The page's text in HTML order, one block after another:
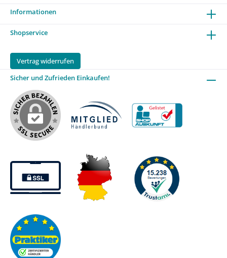
Informationen
Shopservice
Vertrag widerrufen
Sicher und Zufrieden Einkaufen!